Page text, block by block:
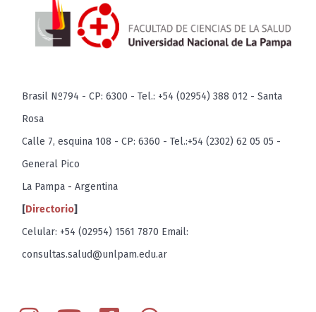
Brasil Nº794 - CP: 6300 - Tel.: +54 (02954) 388 012 - Santa
Rosa
Calle 7, esquina 108 - CP: 6360 - Tel.:+54 (2302) 62 05 05 -
General Pico
La Pampa - Argentina
[Directorio]
Celular: +54 (02954) 1561 7870 Email:
consultas.salud@unlpam.edu.ar